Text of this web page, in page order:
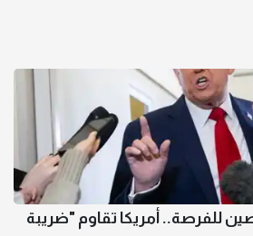
للفرصة.. أمريكا تقاوم "ضريبة